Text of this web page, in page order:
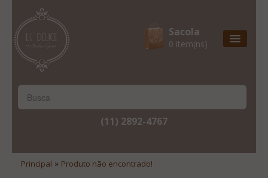
Sacola
0 item(ns)
Natal & 2017
Lista De Desejos
Minha Conta
(11) 2892-4767
Principal » Produto não encontrado!